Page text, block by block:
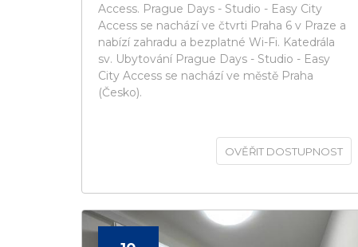
Access. Prague Days - Studio - Easy City
Access se nachází ve čtvrti Praha 6 v Praze a
nabízí zahradu a bezplatné Wi-Fi. Katedrála
sv. Ubytování Prague Days - Studio - Easy
City Access se nachází ve městě Praha
(Česko).
OVĚŘIT DOSTUPNOST